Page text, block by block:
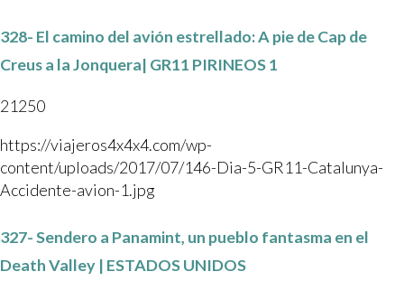
328- El camino del avión estrellado: A pie de Cap de
Creus a la Jonquera| GR11 PIRINEOS 1
21250
https://viajeros4x4x4.com/wp-
content/uploads/2017/07/146-Dia-5-GR11-Catalunya-
Accidente-avion-1.jpg
327- Sendero a Panamint, un pueblo fantasma en el
Death Valley | ESTADOS UNIDOS